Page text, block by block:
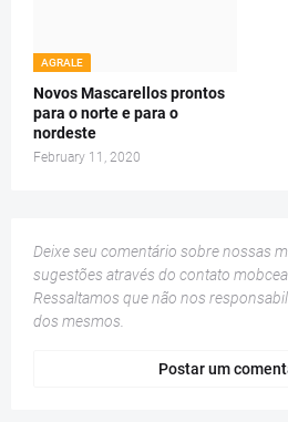
AGRALE
Novos Mascarellos prontos
para o norte e para o
nordeste
February 11, 2020
Deixe seu comentário sobre nossas
sugestões através do contato
Ressaltamos que não nos
dos mesmos.
Postar um